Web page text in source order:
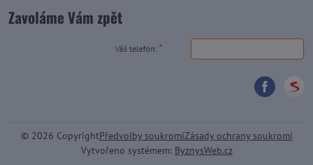
Zavoláme Vám zpět
© 2026 CopyrightPředvolby soukromíZásady ochrany soukromí
Vytvořeno systémem: ByznysWeb.cz